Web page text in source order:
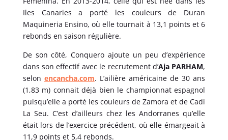
Iles Canaries a porté les couleurs de Duran
Maquineria Ensino, où elle tournait à 13,1 points et 6
rebonds en saison régulière.
De son côté, Conquero ajoute un peu d’expérience
dans son effectif avec le recrutement d’Aja PARHAM,
selon encancha.com. L’ailière américaine de 30 ans
(1,83 m) connait déjà bien le championnat espagnol
puisqu’elle a porté les couleurs de Zamora et de Cadi
La Seu. C’est d’ailleurs chez les Andorranes qu’elle
était lors de l’exercice précédent, où elle émargeait à
11,9 points et 5,4 rebonds.